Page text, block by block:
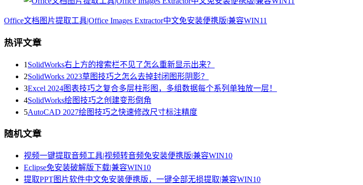
Office文档图片提取工具|Office Images Extractor中文免安装便携版|兼容WIN11
热评文章
1 SolidWorks右上方的搜索栏不见了怎么重新显示出来？
2SolidWorks 2023草图技巧之怎么去掉封闭图形阴影？
3Excel 2024图表技巧之复合多层柱形图，多组数据每个系列单独放一层！
4SolidWorks绘图技巧之创建变形倒角
5AutoCAD 2027绘图技巧之快速修改尺寸标注精度
随机文章
视频一键提取音频工具|视频转音频免安装便携版|兼容WIN10
Eclipse免安装破解版下载|兼容WIN10
提取PPT图片软件中文免安装便携版，一键全部无损提取|兼容WIN10